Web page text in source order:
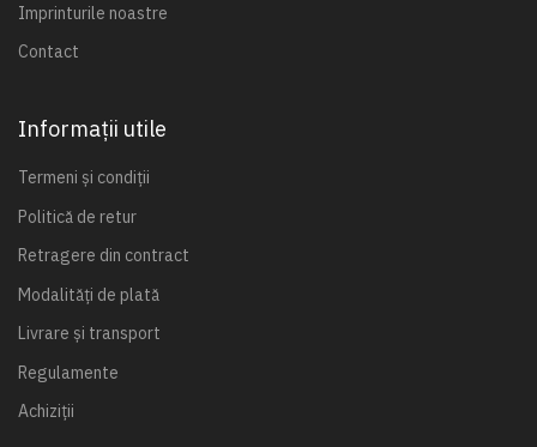
Imprinturile noastre
Contact
Informații utile
Termeni și condiții
Politică de retur
Retragere din contract
Modalități de plată
Livrare și transport
Regulamente
Achiziții